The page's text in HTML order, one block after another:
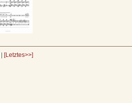
| [Letztes>>]